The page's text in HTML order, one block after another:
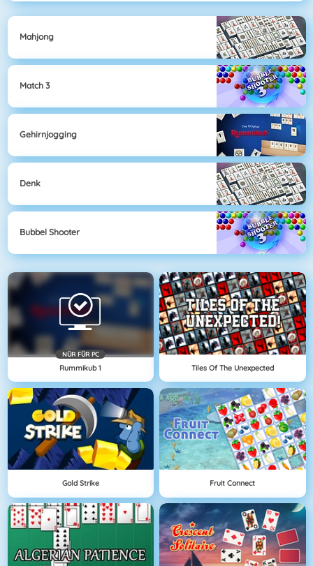
Mahjong
Match 3
Gehirnjogging
Denk
Bubbel Shooter
NÜR FÜR PC
Rummikub 1 Tiles Of The Unexpected
Gold Strike Fruit Connect